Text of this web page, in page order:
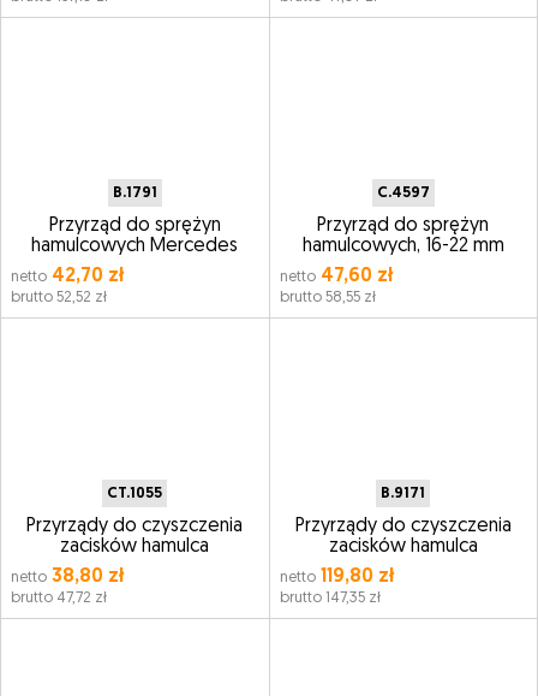
B.1791
Przyrząd do sprężyn
hamulcowych Mercedes
netto 42,70 zł
brutto 52,52 zł
C.4597
Przyrząd do sprężyn
hamulcowych, 16-22 mm
netto47,60 zł
brutto 58,55 zł
CT.1055
Przyrządy do czyszczenia
zacisków hamulca
netto 38,80 zł
brutto 47,72 zł
B.9171
Przyrządy do czyszczenia
zacisków hamulca
netto119,80 zł
brutto 147,35 zł